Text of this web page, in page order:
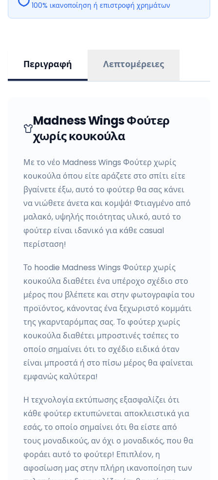
100% ικανοποίηση ή επιστροφή χρημάτων
Περιγραφή Λεπτομέρειες
Madness Wings Φούτερ
χωρίς κουκούλα
Με το νέο Madness Wings Φούτερ χωρίς
κουκούλα όπου είτε αράζετε στο σπίτι είτε
βγαίνετε έξω, αυτό το φούτερ θα σας κάνει
να νιώθετε άνετα και κομψά! Φτιαγμένο από
μαλακό, υψηλής ποιότητας υλικό, αυτό το
φούτερ είναι ιδανικό για κάθε casual
περίσταση!
Το hoodie Madness Wings Φούτερ χωρίς
κουκούλα διαθέτει ένα υπέροχο σχέδιο στο
μέρος που βλέπετε και στην φωτογραφία του
προϊόντος, κάνοντας ένα ξεχωριστό κομμάτι
της γκαρνταρόμπας σας. Το φούτερ χωρίς
κουκούλα διαθέτει μπροστινές τσέπες το
οποίο σημαίνει ότι το σχέδιο ειδικά όταν
είναι μπροστά ή στο πίσω μέρος θα φαίνεται
εμφανώς καλύτερα!
Η τεχνολογία εκτύπωσης εξασφαλίζει ότι
κάθε φούτερ εκτυπώνεται αποκλειστικά για
εσάς, το οποίο σημαίνει ότι θα είστε από
τους μοναδικούς, αν όχι ο μοναδικός, που θα
φοράει αυτό το φούτερ! Επιπλέον, η
αφοσίωση μας στην πλήρη ικανοποίηση των